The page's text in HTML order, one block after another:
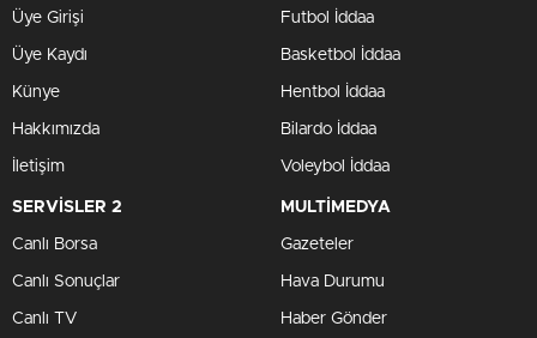
Üye Girişi
Üye Kaydı
Künye
Hakkımızda
İletişim
Futbol İddaa
Basketbol İddaa
Hentbol İddaa
Bilardo İddaa
Voleybol İddaa
SERVİSLER 2
Canlı Borsa
Canlı Sonuçlar
Canlı TV
MULTİMEDYA
Gazeteler
Hava Durumu
Haber Gönder